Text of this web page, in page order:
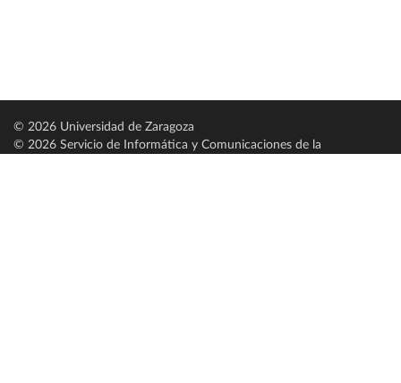
© 2026 Universidad de Zaragoza
© 2026 Servicio de Informática y Comunicaciones de la